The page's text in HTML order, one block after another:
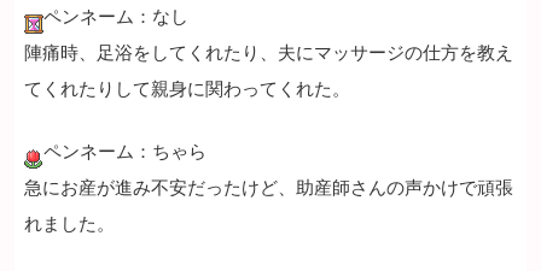
ペンネーム：なし
陣痛時、足浴をしてくれたり、夫にマッサージの仕方を教え
てくれたりして親身に関わってくれた。
ペンネーム：ちゃら
急にお産が進み不安だったけど、助産師さんの声かけで頑張
れました。